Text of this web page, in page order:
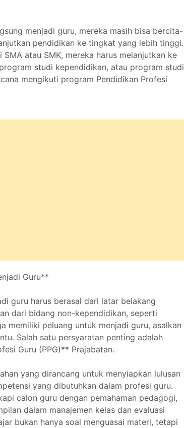
menjadi guru, mereka masih bisa bercita-
pendidikan ke tingkat yang lebih tinggi.
atau SMK, mereka harus melanjutkan ke
studi kependidikan, atau program studi
mengikuti program Pendidikan Profesi
Guru**
guru harus berasal dari latar belakang
dari bidang non-kependidikan, seperti
memiliki peluang untuk menjadi guru, asalkan
Salah satu persyaratan penting adalah
Guru (PPG)** Prajabatan.
yang dirancang untuk menyiapkan lulusan
yang dibutuhkan dalam profesi guru.
calon guru dengan pemahaman pedagogi,
dalam manajemen kelas dan evaluasi
bukan hanya soal menguasai materi, tetapi